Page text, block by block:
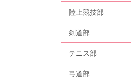
陸上競技部
剣道部
テニス部
弓道部